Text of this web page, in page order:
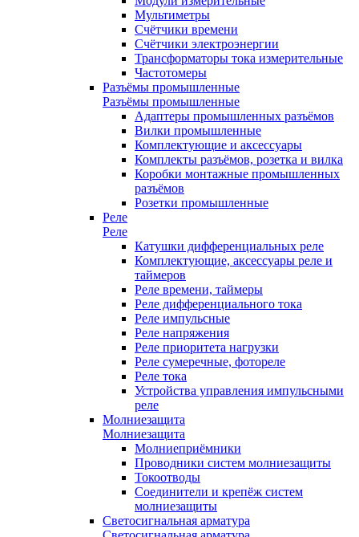
Мультиметры
Счётчики времени
Счётчики электроэнергии
Трансформаторы тока измерительные
Частотомеры
Разъёмы промышленные
Разъёмы промышленные
Адаптеры промышленных разъёмов
Вилки промышленные
Комплектующие и аксессуары
Комплекты разъёмов, розетка и вилка
Коробки монтажные промышленных
разъёмов
Розетки промышленные
Реле
Реле
Катушки дифференциальных реле
Комплектующие, аксессуары реле и
таймеров
Реле времени, таймеры
Реле дифференциального тока
Реле импульсные
Реле напряжения
Реле приоритета нагрузки
Реле сумеречные, фотореле
Реле тока
Устройства управления импульсными
реле
Молниезащита
Молниезащита
Молниеприёмники
Проводники систем молниезащиты
Токоотводы
Соединители и крепёж систем
молниезащиты
Светосигнальная арматура